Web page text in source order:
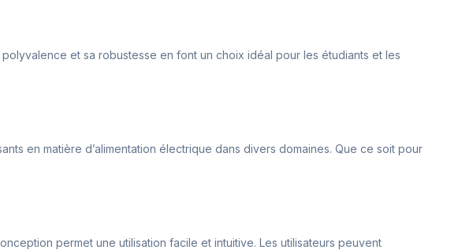
et sa robustesse en font un choix idéal pour les étudiants et les
en matière d’alimentation électrique dans divers domaines. Que ce soit pour
permet une utilisation facile et intuitive. Les utilisateurs peuvent